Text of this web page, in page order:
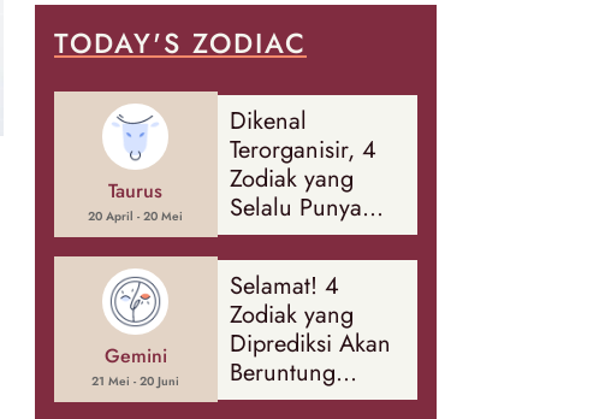
TODAY'S ZODIAC
Taurus
20 April - 20 Mei
Dikenal
Terorganisir, 4
Zodiak yang
Selalu Punya
Rencana
Cadangan Soal
Banyak Hal
Gemini
21 Mei - 20 Juni
Selamat! 4
Zodiak yang
Diprediksi Akan
Beruntung
Sepanjang